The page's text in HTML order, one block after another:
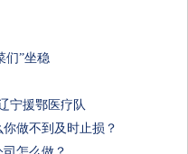
们”坐稳
宁援鄂医疗队
做不到及时止损？